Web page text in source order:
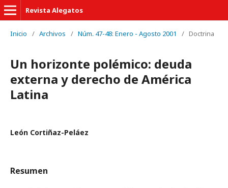
Revista Alegatos
Inicio / Archivos / Núm. 47-48: Enero - Agosto 2001 / Doctrina
Un horizonte polémico: deuda
externa y derecho de América
Latina
León Cortiñaz-Peláez
Resumen